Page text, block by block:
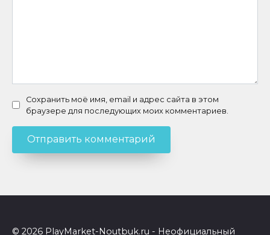
Сохранить моё имя, email и адрес сайта в этом
браузере для последующих моих комментариев.
© 2026 PlayMarket-Noutbuk.ru - Неофициальный